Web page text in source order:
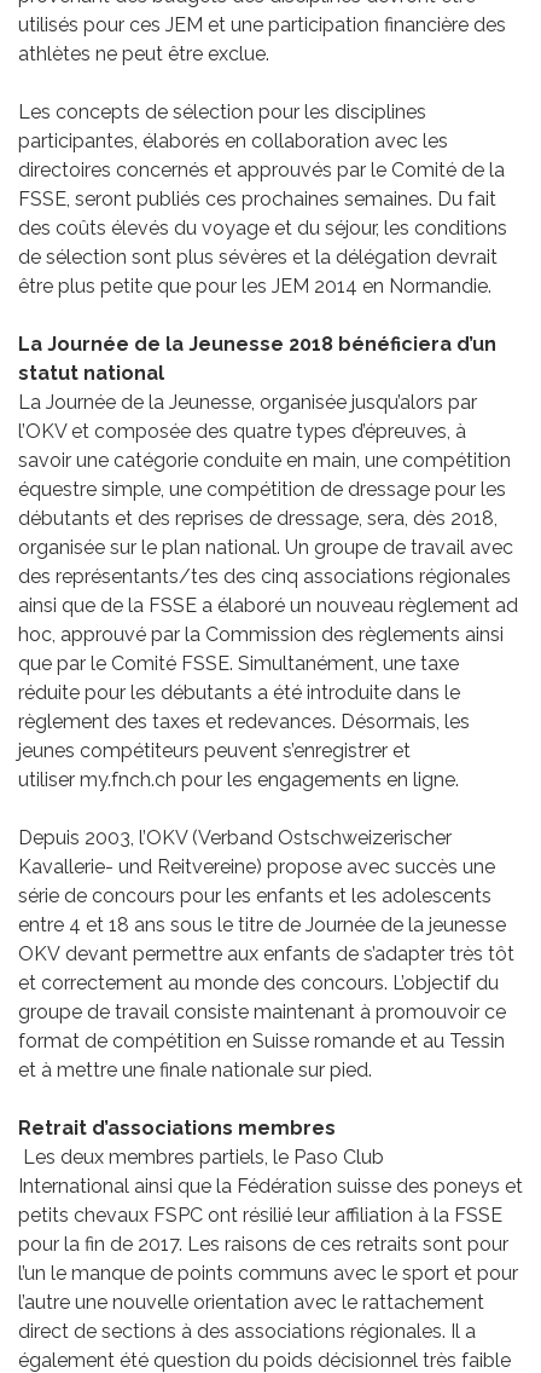
utilisés pour ces JEM et une participation financière des
athlètes ne peut être exclue.
Les concepts de sélection pour les disciplines
participantes, élaborés en collaboration avec les
directoires concernés et approuvés par le Comité de la
FSSE, seront publiés ces prochaines semaines. Du fait
des coûts élevés du voyage et du séjour, les conditions
de sélection sont plus sévères et la délégation devrait
être plus petite que pour les JEM 2014 en Normandie.
La Journée de la Jeunesse 2018 bénéficiera d’un
statut national
La Journée de la Jeunesse, organisée jusqu’alors par
l’OKV et composée des quatre types d’épreuves, à
savoir une catégorie conduite en main, une compétition
équestre simple, une compétition de dressage pour les
débutants et des reprises de dressage, sera, dès 2018,
organisée sur le plan national. Un groupe de travail avec
des représentants/tes des cinq associations régionales
ainsi que de la FSSE a élaboré un nouveau règlement ad
hoc, approuvé par la Commission des règlements ainsi
que par le Comité FSSE. Simultanément, une taxe
réduite pour les débutants a été introduite dans le
règlement des taxes et redevances. Désormais, les
jeunes compétiteurs peuvent s’enregistrer et
utiliser my.fnch.ch pour les engagements en ligne.
Depuis 2003, l’OKV (Verband Ostschweizerischer
Kavallerie- und Reitvereine) propose avec succès une
série de concours pour les enfants et les adolescents
entre 4 et 18 ans sous le titre de Journée de la jeunesse
OKV devant permettre aux enfants de s’adapter très tôt
et correctement au monde des concours. L’objectif du
groupe de travail consiste maintenant à promouvoir ce
format de compétition en Suisse romande et au Tessin
et à mettre une finale nationale sur pied.
Retrait d’associations membres
Les deux membres partiels, le Paso Club
International ainsi que la Fédération suisse des poneys et
petits chevaux FSPC ont résilié leur affiliation à la FSSE
pour la fin de 2017. Les raisons de ces retraits sont pour
l’un le manque de points communs avec le sport et pour
l’autre une nouvelle orientation avec le rattachement
direct de sections à des associations régionales. Il a
également été question du poids décisionnel très faible